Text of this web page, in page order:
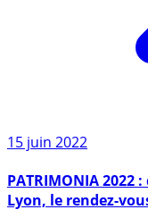
15 juin 2022